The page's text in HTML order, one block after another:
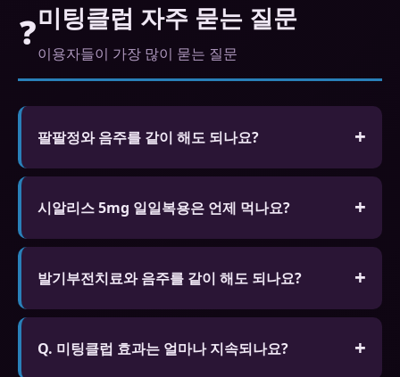
❓미팅클럽 자주 묻는 질문
이용자들이 가장 많이 묻는 질문
팔팔정와 음주를 같이 해도 되나요?
소량은 괜찮지만 과음은 효과 저하와 저혈압 위험이
있습니다.
시알리스 5mg 일일복용은 언제 먹나요?
매일 같은 시간에 복용합니다. 식사와 무관하게 복용
가능하며, 4~5일 연속 복용 후 혈중 농도가 일정해져
가장 자연스러운 방법입니다.
발기부전치료와 음주를 같이 해도 되나요?
소량은 괜찮지만 과음은 효과 저하와 저혈압 위험이
있습니다.
Q. 미팅클럽 효과는 얼마나 지속되나요?